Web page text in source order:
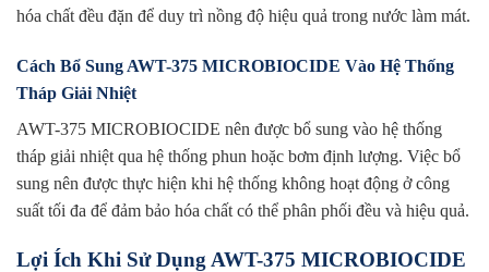
hóa chất đều đặn để duy trì nồng độ hiệu quả trong nước làm mát.
Cách Bổ Sung AWT-375 MICROBIOCIDE Vào Hệ Thống
Tháp Giải Nhiệt
AWT-375 MICROBIOCIDE nên được bổ sung vào hệ thống
tháp giải nhiệt qua hệ thống phun hoặc bơm định lượng. Việc bổ
sung nên được thực hiện khi hệ thống không hoạt động ở công
suất tối đa để đảm bảo hóa chất có thể phân phối đều và hiệu quả.
Lợi Ích Khi Sử Dụng AWT-375 MICROBIOCIDE